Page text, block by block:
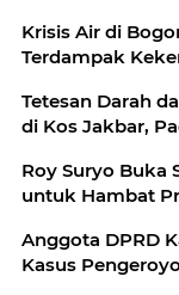
Krisis Air di
Terdampak
Tetesan Darah
di Kos Jakbar,
Roy Suryo Buka
untuk Hambat
Anggota DPRD
Kasus